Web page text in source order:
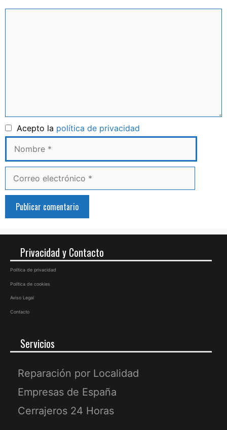
Acepto la política de privacidad
Privacidad y Contacto
Política de privacidad
Política de cookies
Aviso Legal
Contacto
Servicios
Reparación por Localidad
Empresas de España
Cerrajeros 24 Horas